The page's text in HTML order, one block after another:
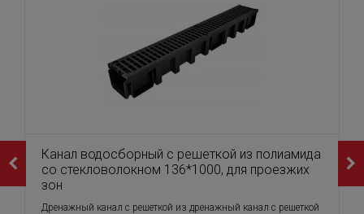
Канал водосборный с решеткой из полиамида
со стекловолокном 136*1000, для проезжих
зон
Дренажный канал с решеткой из дренажный канал с решеткой